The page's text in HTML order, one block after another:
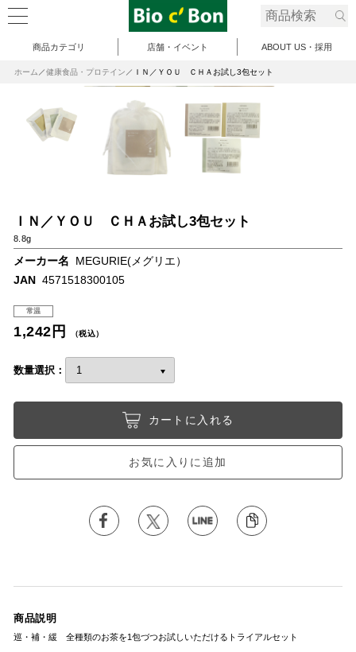
商品カテゴリ 店舗・イベント ABOUT US・採用
ホーム 健康食品・プロテイン ＩＮ／ＹＯＵ ＣＨＡお試し3包セット
ＩＮ／ＹＯＵ ＣＨＡお試し3包セット
8.8g
メーカー名
MEGURIE(メグリエ）
JAN 4571518300105
常温
1,242円 （税込）
数量選択：
カートに入れる
お気に入りに追加
商品説明
巡・補・緩 全種類のお茶を1包づつお試しいただけるトライアルセット